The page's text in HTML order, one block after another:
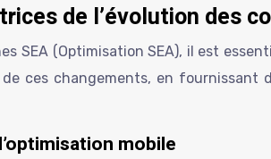
de l’évolution des
SEA (Optimisation SEA), il est
ces changements, en
mobile